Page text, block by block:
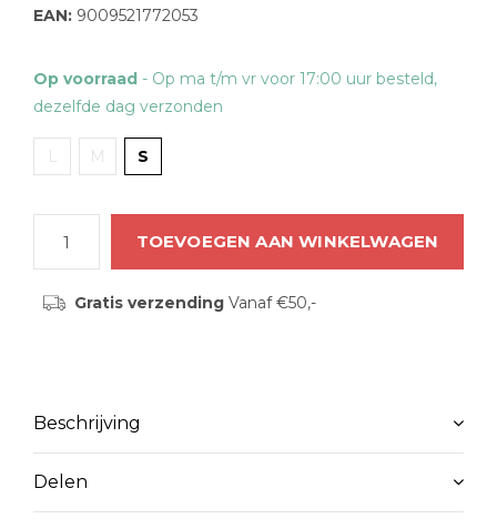
EAN: 9009521772053
Op voorraad - Op ma t/m vr voor 17:00 uur besteld,
dezelfde dag verzonden
L M S
TOEVOEGEN AAN WINKELWAGEN
Gratis verzendingVanaf €50,-
Beschrijving
Delen